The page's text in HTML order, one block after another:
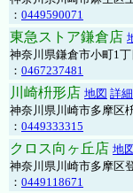
： 0449590071
東急ストア鎌倉店
神奈川県鎌倉市小町1
： 0467237481
川崎枡形店 地図 詳細
神奈川県川崎市多摩区
： 0449333315
クロス向ヶ丘店 地図
神奈川県川崎市多摩区
： 0449118671